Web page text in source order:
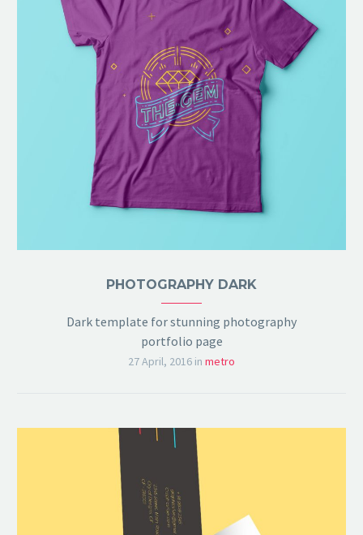
PHOTOGRAPHY DARK
Dark template for stunning photography
portfolio page
27 April, 2016 in metro